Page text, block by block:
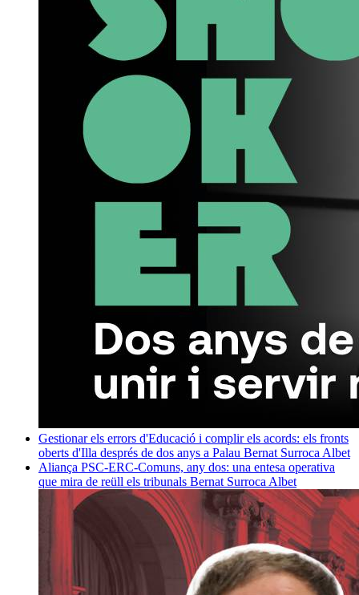
Gestionar els errors d'Educació i complir els acords: els fronts
oberts d'Illa després de dos anys a Palau Bernat Surroca Albet
Aliança PSC-ERC-Comuns, any dos: una entesa operativa
que mira de reüll els tribunals Bernat Surroca Albet